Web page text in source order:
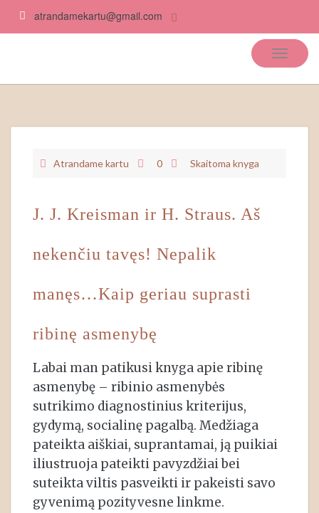
atrandamekartu@gmail.com
Atrandame kartu 0 Skaitoma knyga
J. J. Kreisman ir H. Straus. Aš
nekenčiu tavęs! Nepalik
manęs…Kaip geriau suprasti
ribinę asmenybę
Labai man patikusi knyga apie ribinę
asmenybę – ribinio asmenybės
sutrikimo diagnostinius kriterijus,
gydymą, socialinę pagalbą. Medžiaga
pateikta aiškiai, suprantamai, ją puikiai
iliustruoja pateikti pavyzdžiai bei
suteikta viltis pasveikti ir pakeisti savo
gyvenimą pozityvesne linkme.